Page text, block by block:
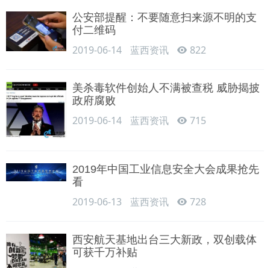
公安部提醒：不要随意扫来源不明的支
付二维码
2019-06-14 蓝西资讯 822
美杀毒软件创始人不满被查税 威胁揭披
政府腐败
2019-06-14 蓝西资讯 715
2019年中国工业信息安全大会成果抢先
看
2019-06-13 蓝西资讯 728
西安航天基地出台三大新政，双创载体
可获千万补贴